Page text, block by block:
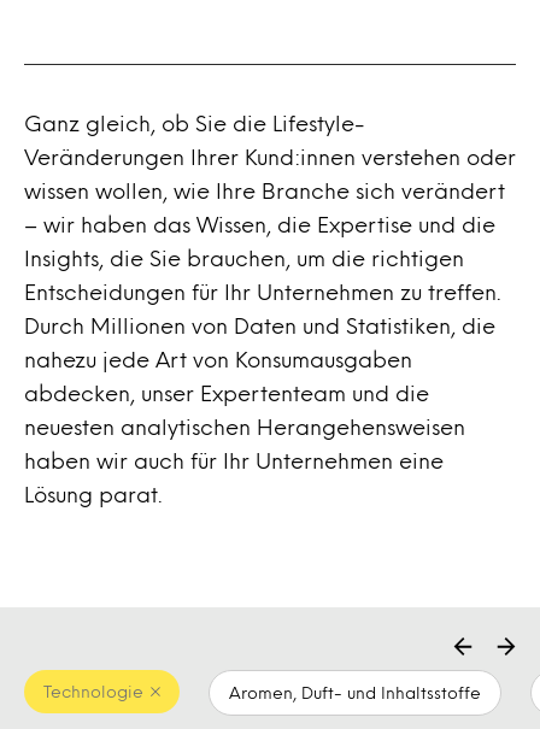
Ganz gleich, ob Sie die Lifestyle-
Veränderungen Ihrer Kund:innen verstehen oder
wissen wollen, wie Ihre Branche sich verändert
– wir haben das Wissen, die Expertise und die
Insights, die Sie brauchen, um die richtigen
Entscheidungen für Ihr Unternehmen zu treffen.
Durch Millionen von Daten und Statistiken, die
nahezu jede Art von Konsumausgaben
abdecken, unser Expertenteam und die
neuesten analytischen Herangehensweisen
haben wir auch für Ihr Unternehmen eine
Lösung parat.
Aromen, Duft- und Inhaltsstoffe
Technologie